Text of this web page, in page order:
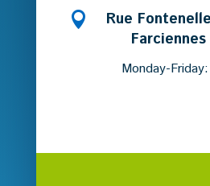

Rue
Monday-